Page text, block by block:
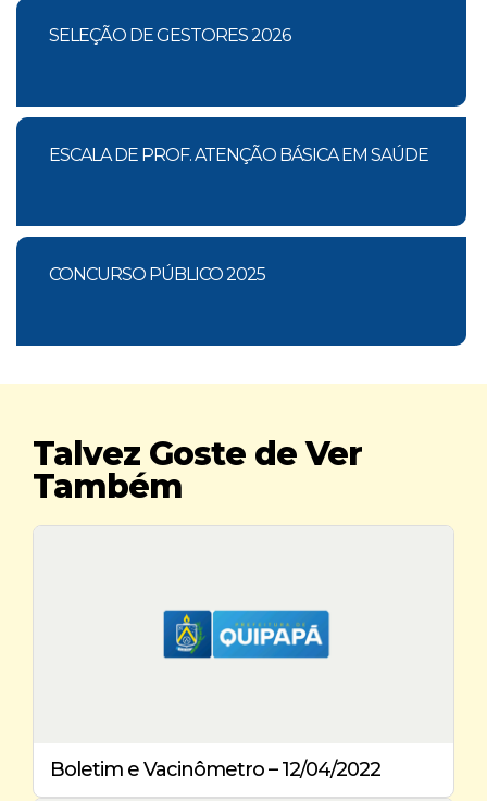
SELEÇÃO DE GESTORES 2026
ESCALA DE PROF. ATENÇÃO BÁSICA EM SAÚDE
CONCURSO PÚBLICO 2025
Talvez Goste de Ver
Também
Boletim e Vacinômetro – 12/04/2022